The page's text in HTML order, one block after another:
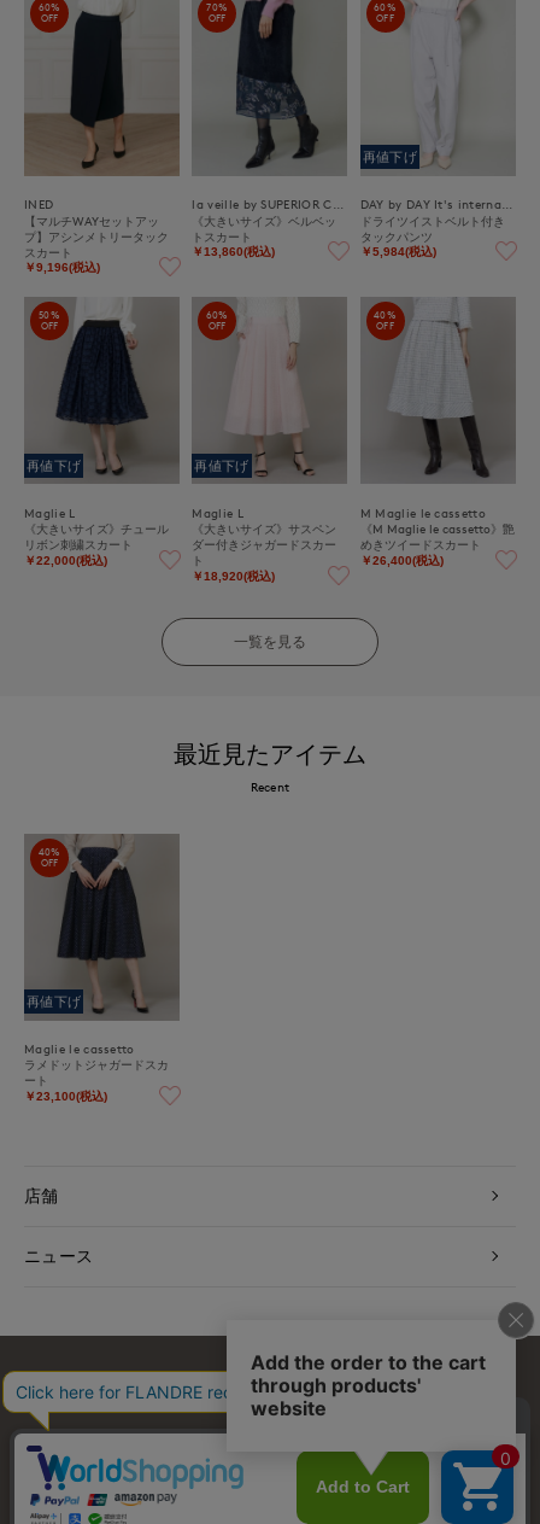
60%
OFF
INED
【マルチWAYセットアッ
プ】アシンメトリータック
スカート
￥9,196(税込)
70%
OFF
《大きいサイズ》ベルベッ
トスカート
￥13,860(税込)
60%
OFF
再値下げ
ドライツイストベルト付き
タックパンツ
￥5,984(税込)
50%
OFF
再値下げ
Maglie L
《大きいサイズ》チュール
リボン刺繍スカート
￥22,000(税込)
60%
OFF
再値下げ
Maglie L
《大きいサイズ》サスペン
ダー付きジャガードスカー
ト
￥18,920(税込)
40%
OFF
M Maglie le cassetto
《M Maglie le cassetto》艶
めきツイードスカート
￥26,400(税込)
一覧を見る
最近見たアイテム
Recent
40%
OFF
再値下げ
Maglie le cassetto
ラメドットジャガードスカ
ート
￥23,100(税込)
店舗
ニュース
お問い合わせ 利用規約 会社概要 プライバシーポリシー
特定商取引・古物営業法に基づく表示 店舗リスト